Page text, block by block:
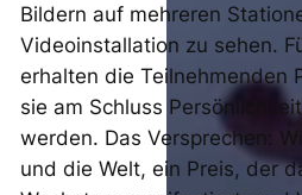
Bildern auf mehreren
Videoinstallation zu sehen.
erhalten die Teilnehmenden
sie am Schluss
werden. Das Versprechen:
und die Welt, ein Preis, der